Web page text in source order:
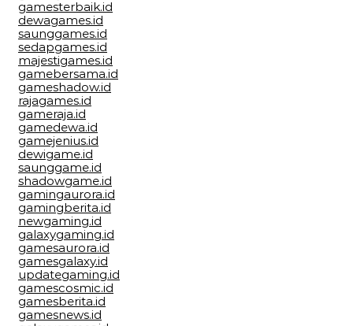
gamesterbaik.id
dewagames.id
saunggames.id
sedapgames.id
majestigames.id
gamebersama.id
gameshadow.id
rajagames.id
gameraja.id
gamedewa.id
gamejenius.id
dewigame.id
saunggame.id
shadowgame.id
gamingaurora.id
gamingberita.id
newgaming.id
galaxygaming.id
gamesaurora.id
gamesgalaxy.id
updategaming.id
gamescosmic.id
gamesberita.id
gamesnews.id